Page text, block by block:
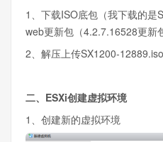
1、下载ISO底包（我下载的是
web更新包（4.2.7.16528更新
2、解压上传SX1200-
二、ESXi创建虚拟环境
1、创建新的虚拟环境